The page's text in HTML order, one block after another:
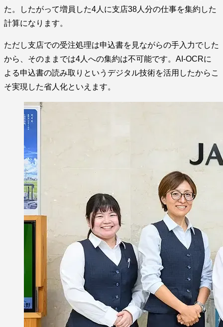
た。したがって増員した4人に支店38人分の仕事を集約した
計算になります。
ただし支店での受注処理は申込書を見ながらの手入力でした
から、そのままでは4人への集約は不可能です。AI-OCRに
よる申込書の読み取りというデジタル技術を活用したからこ
そ実現した省人化といえます。